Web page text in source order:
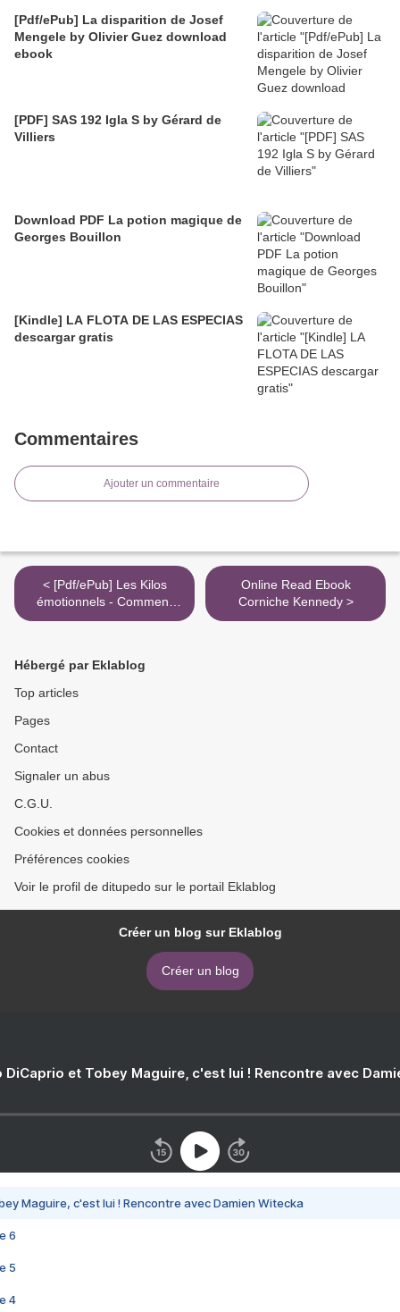
[Pdf/ePub] La disparition de Josef
Mengele by Olivier Guez download
ebook
[PDF] SAS 192 Igla S by Gérard de
Villiers
Download PDF La potion magique de
Georges Bouillon
[Kindle] LA FLOTA DE LAS ESPECIAS
descargar gratis
Commentaires
Ajouter un commentaire
< [Pdf/ePub] Les Kilos
émotionnels - Comment
s'en libérer sans régime ni
ebook
Online Read Ebook
Corniche Kennedy >
Hébergé par Eklablog
Top articles
Pages
Contact
Signaler un abus
C.G.U.
Cookies et données personnelles
Préférences cookies
Voir le profil de ditupedo sur le portail Eklablog
Créer un blog sur Eklablog
Créer un blog
DiCaprio et Tobey Maguire, c'est lui ! Rencontre avec
Maguire, c'est lui ! Rencontre avec Damien Witecka
6
5
4